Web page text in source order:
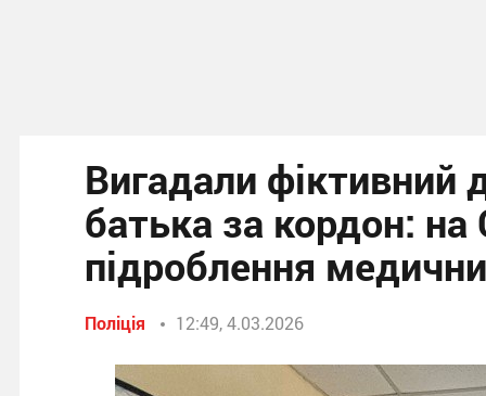
Вигадали фіктивний
батька за кордон:
підроблення
Поліція 12:49, 4.03.2026